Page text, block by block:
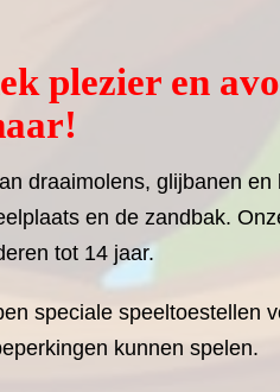
plezier en
draaimolens, glijbanen
en de zandbak.
tot 14 jaar.
speciale speeltoestellen
kunnen spelen.